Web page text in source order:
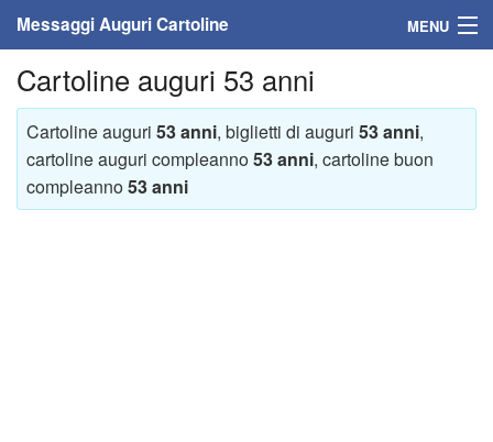
Messaggi Auguri Cartoline MENU
Home
Messaggi
Cartoline
Cartoline auguri 53 anni
Cartoline auguri 53 anni, biglietti di auguri 53 anni,
cartoline auguri compleanno53 anni, cartoline buon
compleanno53 anni